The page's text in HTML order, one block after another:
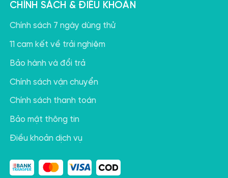
CHÍNH SÁCH & ĐIỀU KHOẢN
Chính sách 7 ngày dùng thử
11 cam kết về trải nghiệm
Bảo hành và đổi trả
Chính sách vận chuyển
Chính sách thanh toán
Bảo mật thông tin
Điều khoản dịch vụ